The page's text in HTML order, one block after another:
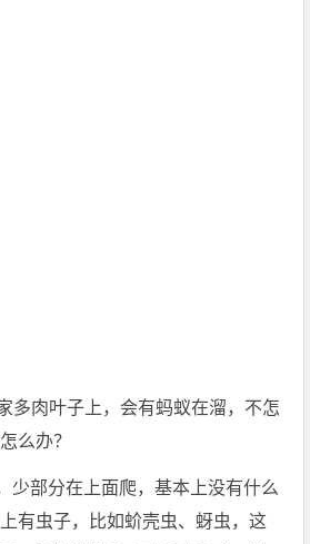
多肉叶子上，会有蚂蚁在溜，不怎
么办？
少部分在上面爬，基本上没有什么
有虫子，比如蚧壳虫、蚜虫，这